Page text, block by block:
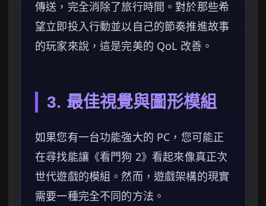
傳送，完全消除了旅行時間。對於那些希
望立即投入行動並以自己的節奏推進故事
的玩家來說，這是完美的 QoL 改善。
3. 最佳視覺與圖形模組
如果您有一台功能強大的 PC，您可能正
在尋找能讓《看門狗 2》看起來像真正次
世代遊戲的模組。然而，遊戲架構的現實
需要一種完全不同的方法。